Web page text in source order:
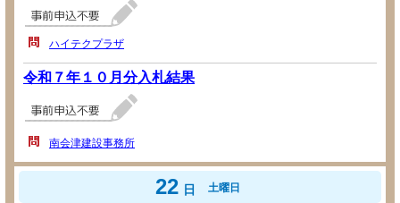
ハイテクプラザ
令和７年１０月分入札結果
南会津建設事務所
22 日 土曜日